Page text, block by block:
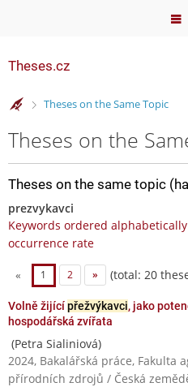
Theses.cz
>
Theses on the Same Topic
Theses on the
Theses on the same topic
prezvykavci
Keywords ordered alphabetically
occurrence rate
« 1 2 » (total: 20
Volně žijícípřežvýkavci, jako
hospodářská zvířata
(Petra Sialiniová)
2024, Bakalářská práce, Fakulta
přírodních zdrojů / Česká